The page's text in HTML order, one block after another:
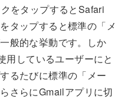
をタップするとSafari
タップすると標準の「メ
般的な挙動です。しか
用しているユーザーにと
るたびに標準の「メー
さらにGmailアプリに切